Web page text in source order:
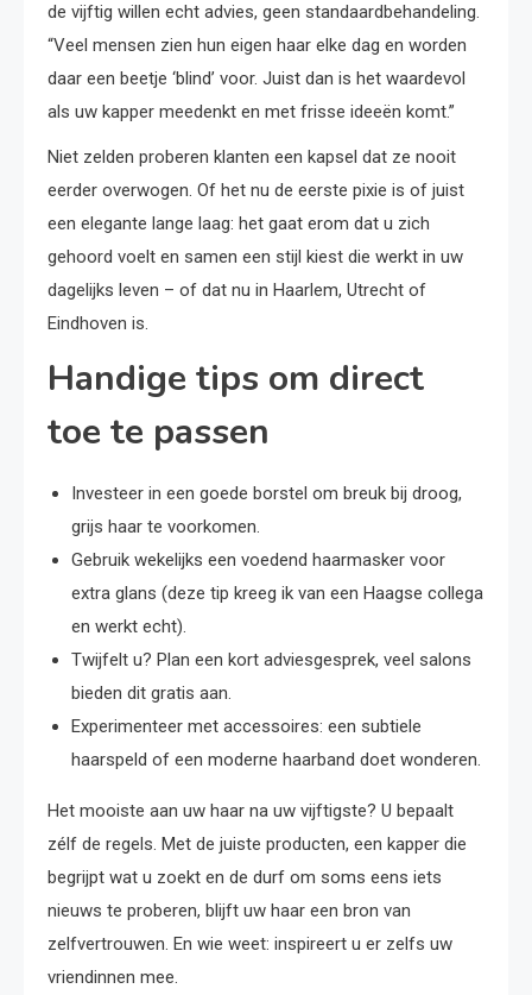
de vijftig willen echt advies, geen standaardbehandeling.
“Veel mensen zien hun eigen haar elke dag en worden
daar een beetje ‘blind’ voor. Juist dan is het waardevol
als uw kapper meedenkt en met frisse ideeën komt.”
Niet zelden proberen klanten een kapsel dat ze nooit
eerder overwogen. Of het nu de eerste pixie is of juist
een elegante lange laag: het gaat erom dat u zich
gehoord voelt en samen een stijl kiest die werkt in uw
dagelijks leven – of dat nu in Haarlem, Utrecht of
Eindhoven is.
Handige tips om direct
toe te passen
Investeer in een goede borstel om breuk bij droog,
grijs haar te voorkomen.
Gebruik wekelijks een voedend haarmasker voor
extra glans (deze tip kreeg ik van een Haagse collega
en werkt echt).
Twijfelt u? Plan een kort adviesgesprek, veel salons
bieden dit gratis aan.
Experimenteer met accessoires: een subtiele
haarspeld of een moderne haarband doet wonderen.
Het mooiste aan uw haar na uw vijftigste? U bepaalt
zélf de regels. Met de juiste producten, een kapper die
begrijpt wat u zoekt en de durf om soms eens iets
nieuws te proberen, blijft uw haar een bron van
zelfvertrouwen. En wie weet: inspireert u er zelfs uw
vriendinnen mee.